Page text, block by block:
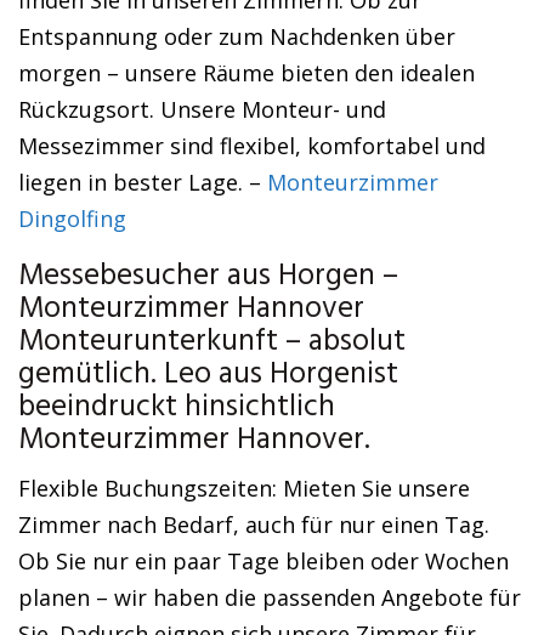
Entspannung oder zum Nachdenken über
morgen – unsere Räume bieten den idealen
Rückzugsort. Unsere Monteur- und
Messezimmer sind flexibel, komfortabel und
liegen in bester Lage. – Monteurzimmer
Dingolfing
Messebesucher aus Horgen –
Monteurzimmer Hannover
Monteurunterkunft – absolut
gemütlich. Leo aus Horgenist
beeindruckt hinsichtlich
Monteurzimmer Hannover.
Flexible Buchungszeiten: Mieten Sie unsere
Zimmer nach Bedarf, auch für nur einen Tag.
Ob Sie nur ein paar Tage bleiben oder Wochen
planen – wir haben die passenden Angebote für